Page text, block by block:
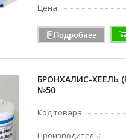
Цена:
Подробнее
БРОНХАЛИС-ХЕЕЛЬ
№50
Код товара:
Производитель: